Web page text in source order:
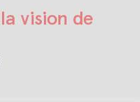
vision de